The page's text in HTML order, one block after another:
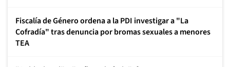
Fiscalía de Género ordena a la PDI investigar a "La
Cofradía" tras denuncia por bromas sexuales a menores
TEA